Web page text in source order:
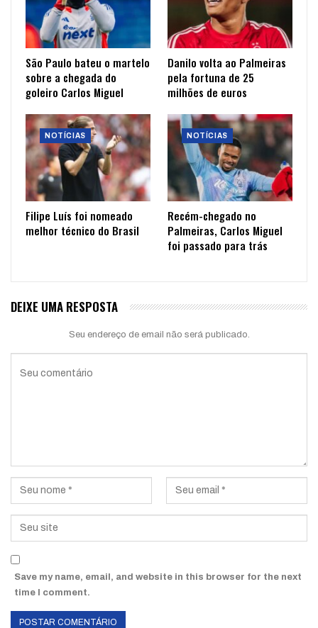
São Paulo bateu o martelo
sobre a chegada do
goleiro Carlos Miguel
Danilo volta ao Palmeiras
pela fortuna de 25
milhões de euros
NOTÍCIAS
Filipe Luís foi nomeado
melhor técnico do Brasil
NOTÍCIAS
Recém-chegado no
Palmeiras, Carlos Miguel
foi passado para trás
DEIXE UMA RESPOSTA
Seu endereço de email não será publicado.
Save my name, email, and website in this browser for the next
time I comment.